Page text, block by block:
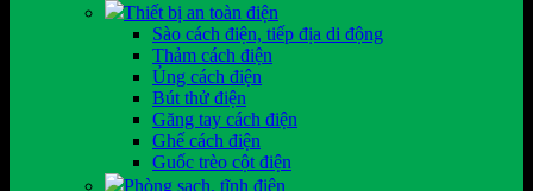
Thiết bị an toàn điện
Sào cách điện, tiếp địa di động
Thảm cách điện
Ủng cách điện
Bút thử điện
Găng tay cách điện
Ghế cách điện
Guốc trèo cột điện
Phòng sạch, tĩnh điện